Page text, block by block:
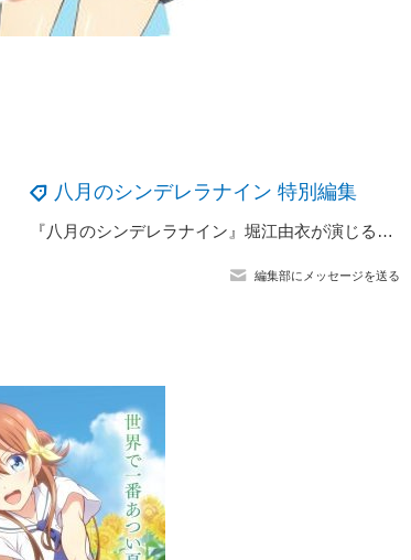
八月のシンデレラナイン 特別編集
『八月のシンデレラナイン』堀江由衣が演じる界皇高校のエースピッチャーがガチャで初登場！サイングッズがもらえるキャンペーンも実施
編集部にメッセージを送る